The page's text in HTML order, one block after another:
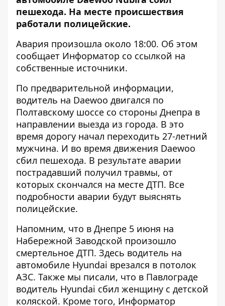
пешехода. На месте происшествия
работали полицейские.
Авария произошла около 18:00. Об этом
сообщает Информатор со ссылкой на
собственные источники.
По предварительной информации,
водитель на Daewoo двигался по
Полтавскому шоссе со стороны Днепра в
направлении выезда из города. В это
время дорогу начал переходить 27-летний
мужчина. И во время движения Daewoo
сбил пешехода. В результате аварии
пострадавший получил травмы, от
которых скончался на месте ДТП. Все
подробности аварии будут выяснять
полицейские.
Напомним, что в Днепре 5 июня на
Набережной Заводской произошло
смертельное ДТП. Здесь водитель на
автомобиле Hyundai врезался в потолок
АЗС. Также мы писали, что в Павлограде
водитель Hyundai сбил женщину с детской
коляской. Кроме того, Информатор